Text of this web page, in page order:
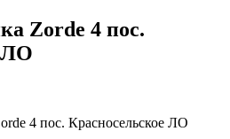
Zorde 4 пос.
ЛО
4 пос. Красносельское ЛО